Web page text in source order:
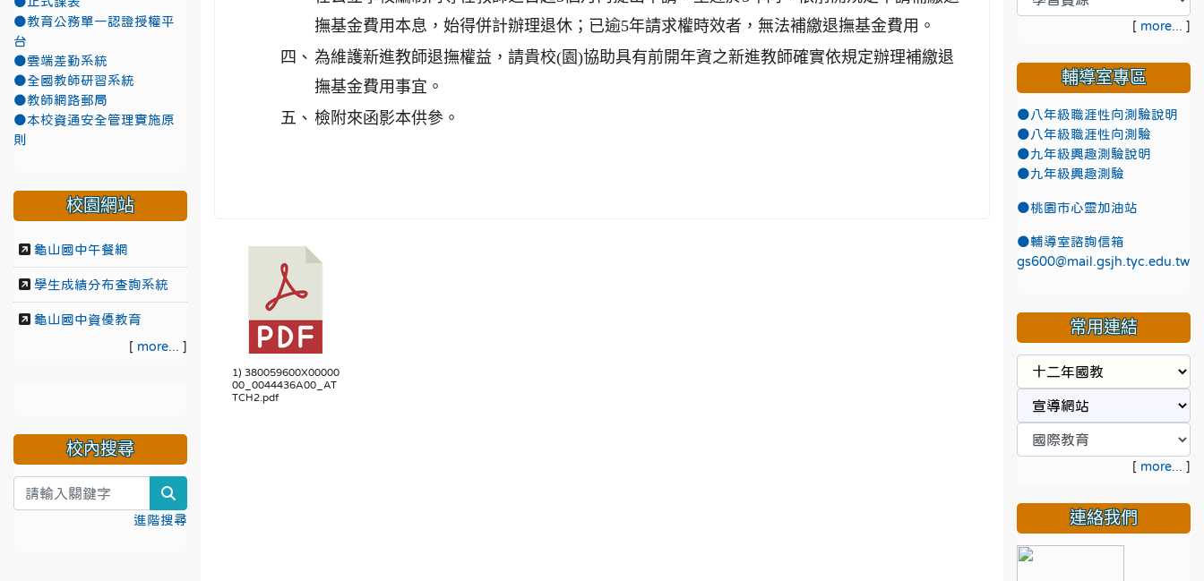
撫基金費用本息，始得併計辦理退休；已逾5年請求權時效者，無法補繳退撫基金費用。
四、 為維護新進教師退撫權益，請貴校(園)協助具有前開年資之新進教師確實依規定辦理補繳退
撫基金費用事宜。
五、 檢附來函影本供參。
1) 380059600X00000
00_0044436A00_AT
TCH2.pdf
●教育公務單一認證授權平
台
●雲端差勤系統
●全國教師研習系統
●教師網路郵局
●本校資通安全管理實施原
則
校園網站
龜山國中午餐網
學生成績分布查詢系統
龜山國中資優教育
[ more... ]
校內搜尋
進階搜尋
[ more... ]
輔導室專區
●八年級職涯性向測驗說明
●八年級職涯性向測驗
●九年級興趣測驗說明
●九年級興趣測驗
●桃園市心靈加油站
●輔導室諮詢信箱
gs600@mail.gsjh.tyc.edu.tw
常用連結
[ more... ]
連絡我們